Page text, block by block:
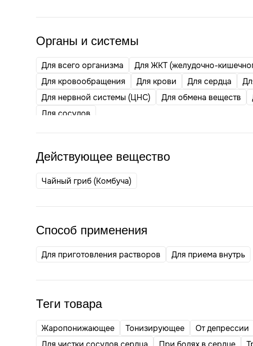
Органы и системы
Для всего организма Для ЖКТ (желудочно-
Для кровообращения
Для крови Для сердца
Для нервной системы (ЦНС)
Для обмена веществ
Для сосудов
Действующее вещество
Чайный гриб (Комбуча)
Способ применения
Для приготовления растворов Для приема внутрь
Теги товара
Жаропонижающее Тонизирующее От депрессии